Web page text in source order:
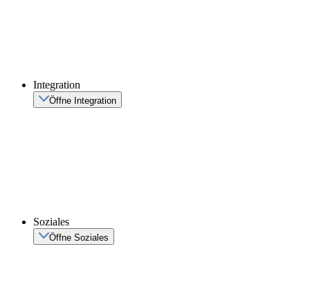
Integration
Öffne Integration
Soziales
Öffne Soziales